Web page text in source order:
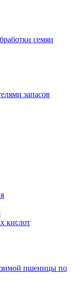
семян
запасов
кислот
пшеницы по